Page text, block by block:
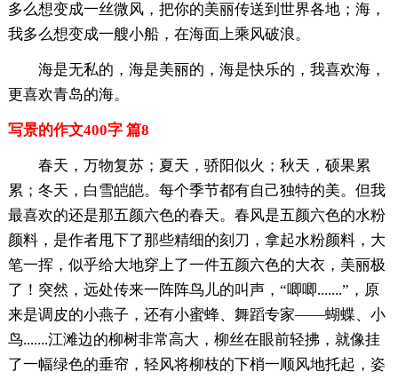
多么想变成一丝微风，把你的美丽传送到世界各地；海，
我多么想变成一艘小船，在海面上乘风破浪。
海是无私的，海是美丽的，海是快乐的，我喜欢海，
更喜欢青岛的海。
写景的作文400字 篇8
春天，万物复苏；夏天，骄阳似火；秋天，硕果累
累；冬天，白雪皑皑。每个季节都有自己独特的美。但我
最喜欢的还是那五颜六色的春天。春风是五颜六色的水粉
颜料，是作者甩下了那些精细的刻刀，拿起水粉颜料，大
笔一挥，似乎给大地穿上了一件五颜六色的大衣，美丽极
了！突然，远处传来一阵阵鸟儿的叫声，“唧唧.......”，原
来是调皮的小燕子，还有小蜜蜂、舞蹈专家——蝴蝶、小
鸟.......江滩边的柳树非常高大，柳丝在眼前轻拂，就像挂
了一幅绿色的垂帘，轻风将柳枝的下梢一顺风地托起，姿